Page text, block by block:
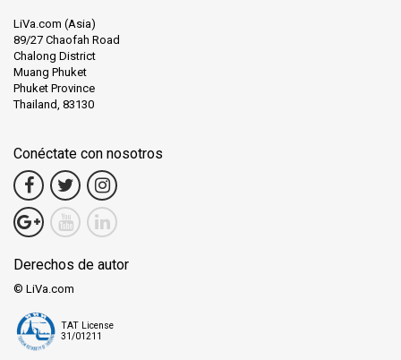
LiVa.com (Asia)
89/27 Chaofah Road
Chalong District
Muang Phuket
Phuket Province
Thailand, 83130
Conéctate con nosotros
Derechos de autor
© LiVa.com
TAT License
31/01211